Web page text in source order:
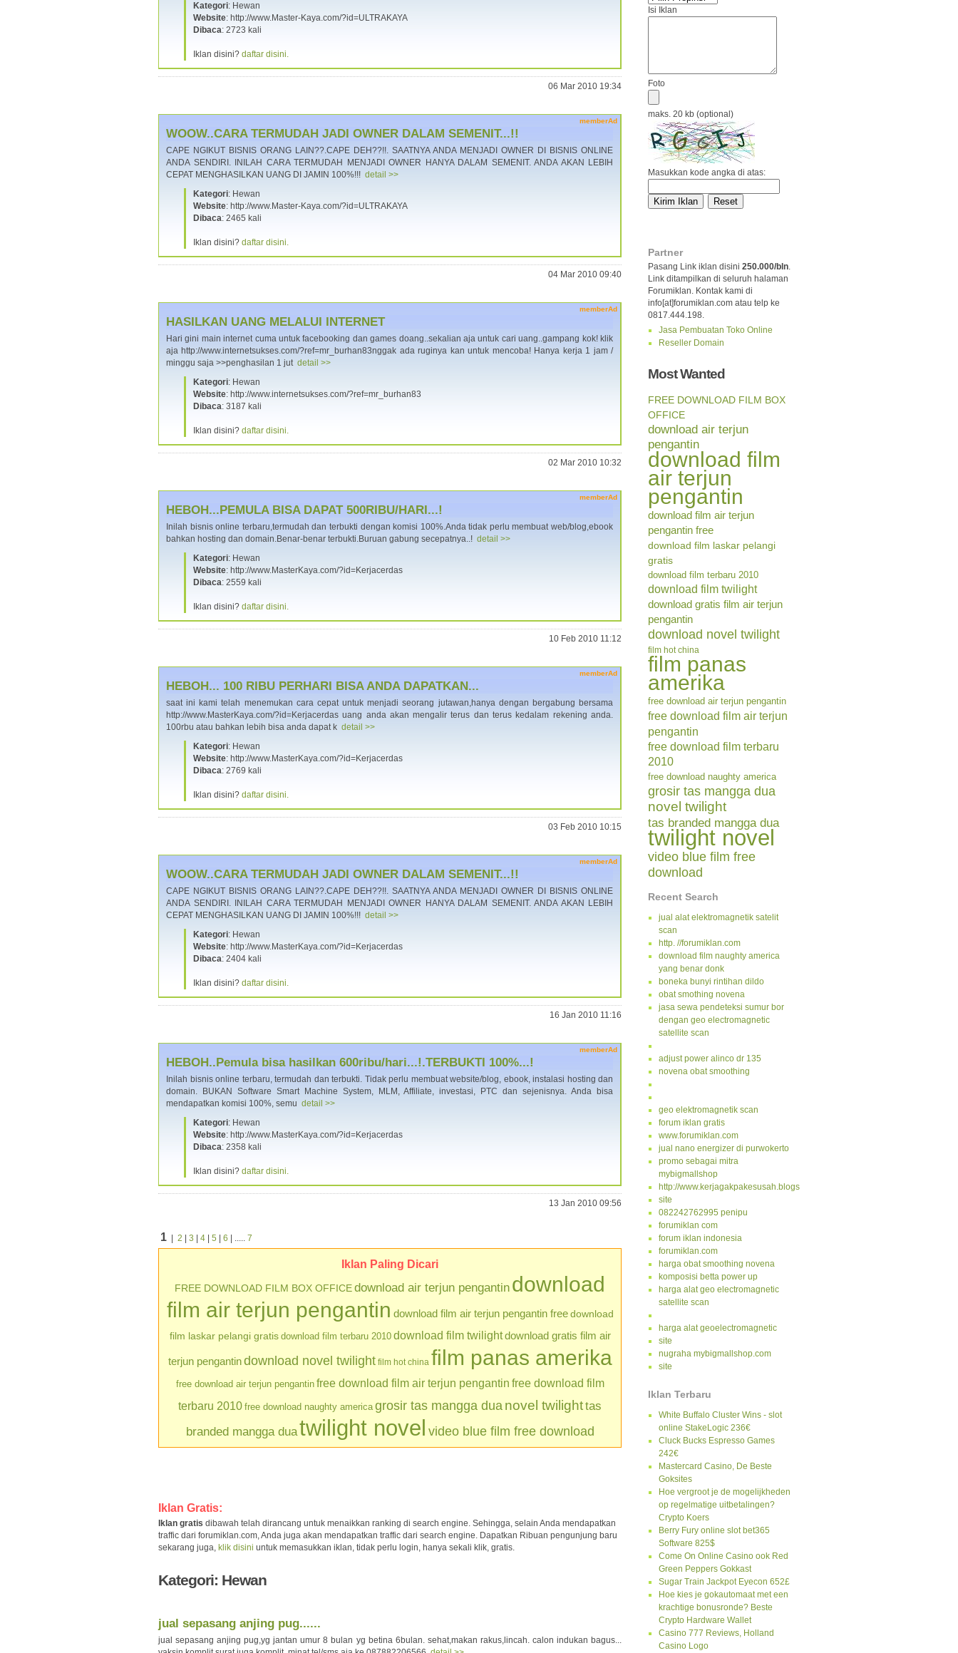
Isi Iklan
Foto
maks. 20 kb (optional)
Masukkan kode angka di atas:
Partner
Pasang Link iklan disini 250.000/bln.
Link ditampilkan di seluruh halaman
Forumiklan. Kontak kami di
info[at]forumiklan.com atau telp ke
0817.444.198.
Jasa Pembuatan Toko Online
Reseller Domain
Most Wanted
FREE DOWNLOAD FILM BOX
OFFICE
download air terjun
pengantin
download film
air terjun
pengantin
download film air terjun
pengantin free
download film laskar pelangi
gratis
download film terbaru 2010
download film twilight
download gratis film air terjun
pengantin
download novel twilight
film hot china
film panas
amerika
free download air terjun pengantin
free download film air terjun
pengantin
free download film terbaru
2010
free download naughty america
grosir tas mangga dua
novel twilight
tas branded mangga dua
twilight novel
video blue film free
download
Recent Search
jual alat elektromagnetik satelit
scan
http. //forumiklan.com
download film naughty america
yang benar donk
boneka bunyi rintihan dildo
obat smothing novena
jasa sewa pendeteksi sumur bor
dengan geo electromagnetic
satellite scan
adjust power alinco dr 135
novena obat smoothing
geo elektromagnetik scan
forum iklan gratis
www.forumiklan.com
jual nano energizer di purwokerto
promo sebagai mitra
mybigmallshop
http://www.kerjagakpakesusah.blogspot.com/
site
082242762995 penipu
forumiklan com
forum iklan indonesia
forumiklan.com
harga obat smoothing novena
komposisi betta power up
harga alat geo electromagnetic
satellite scan
harga alat geoelectromagnetic
site
nugraha mybigmallshop.com
site
Iklan Terbaru
White Buffalo Cluster Wins - slot
online StakeLogic 236€
Cluck Bucks Espresso Games
242€
Mastercard Casino, De Beste
Goksites
Hoe vergroot je de mogelijkheden
op regelmatige uitbetalingen?
Crypto Koers
Berry Fury online slot bet365
Software 825$
Come On Online Casino ook Red
Green Peppers Gokkast
Sugar Train Jackpot Eyecon 652£
Hoe kies je gokautomaat met een
krachtige bonusronde? Beste
Crypto Hardware Wallet
Casino 777 Reviews, Holland
Casino Logo
Kategori: Hewan
Website: http://www.Master-Kaya.com/?id=ULTRAKAYA
Dibaca: 2723 kali
Iklan disini? daftar disini.
06 Mar 2010 19:34
memberAd
WOOW..CARA TERMUDAH JADI OWNER DALAM SEMENIT...!!
CAPE NGIKUT BISNIS ORANG LAIN??.CAPE DEH??!!. SAATNYA ANDA MENJADI OWNER DI BISNIS ONLINE
ANDA SENDIRI. INILAH CARA TERMUDAH MENJADI OWNER HANYA DALAM SEMENIT. ANDA AKAN LEBIH
CEPAT MENGHASILKAN UANG DI JAMIN 100%!!! detail >>
Kategori: Hewan
Website: http://www.Master-Kaya.com/?id=ULTRAKAYA
Dibaca: 2465 kali
Iklan disini? daftar disini.
04 Mar 2010 09:40
memberAd
HASILKAN UANG MELALUI INTERNET
Hari gini main internet cuma untuk facebooking dan games doang..sekalian aja untuk cari uang..gampang kok! klik
aja http://www.internetsukses.com/?ref=mr_burhan83nggak ada ruginya kan untuk mencoba! Hanya kerja 1 jam /
minggu saja >>penghasilan 1 jut detail >>
Kategori: Hewan
Website: http://www.internetsukses.com/?ref=mr_burhan83
Dibaca: 3187 kali
Iklan disini? daftar disini.
02 Mar 2010 10:32
memberAd
HEBOH...PEMULA BISA DAPAT 500RIBU/HARI...!
Inilah bisnis online terbaru,termudah dan terbukti dengan komisi 100%.Anda tidak perlu membuat web/blog,ebook
bahkan hosting dan domain.Benar-benar terbukti.Buruan gabung secepatnya..! detail >>
Kategori: Hewan
Website: http://www.MasterKaya.com/?id=Kerjacerdas
Dibaca: 2559 kali
Iklan disini? daftar disini.
10 Feb 2010 11:12
memberAd
HEBOH... 100 RIBU PERHARI BISA ANDA DAPATKAN...
saat ini kami telah menemukan cara cepat untuk menjadi seorang jutawan,hanya dengan bergabung bersama
http://www.MasterKaya.com/?id=Kerjacerdas uang anda akan mengalir terus dan terus kedalam rekening anda.
100rbu atau bahkan lebih bisa anda dapat k detail >>
Kategori: Hewan
Website: http://www.MasterKaya.com/?id=Kerjacerdas
Dibaca: 2769 kali
Iklan disini? daftar disini.
03 Feb 2010 10:15
memberAd
WOOW..CARA TERMUDAH JADI OWNER DALAM SEMENIT...!!
CAPE NGIKUT BISNIS ORANG LAIN??.CAPE DEH??!!. SAATNYA ANDA MENJADI OWNER DI BISNIS ONLINE
ANDA SENDIRI. INILAH CARA TERMUDAH MENJADI OWNER HANYA DALAM SEMENIT. ANDA AKAN LEBIH
CEPAT MENGHASILKAN UANG DI JAMIN 100%!!! detail >>
Kategori: Hewan
Website: http://www.MasterKaya.com/?id=Kerjacerdas
Dibaca: 2404 kali
Iklan disini? daftar disini.
16 Jan 2010 11:16
memberAd
HEBOH..Pemula bisa hasilkan 600ribu/hari...!.TERBUKTI 100%...!
Inilah bisnis online terbaru, termudah dan terbukti. Tidak perlu membuat website/blog, ebook, instalasi hosting dan
domain. BUKAN Software Smart Machine System, MLM, Affiliate, investasi, PTC dan sejenisnya. Anda bisa
mendapatkan komisi 100%, semu detail >>
Kategori: Hewan
Website: http://www.MasterKaya.com/?id=Kerjacerdas
Dibaca: 2358 kali
Iklan disini? daftar disini.
13 Jan 2010 09:56
1 2 3 4 5 6 | ..... 7
Iklan Paling Dicari
FREE DOWNLOAD FILM BOX OFFICEdownload air terjun pengantin download
film air terjun pengantin download film air terjun pengantin free download
film laskar pelangi gratis download film terbaru 2010 download film twilight download gratis film air
terjun pengantin download novel twilight film hot china film panas amerika
free download air terjun pengantin free download film air terjun pengantin free download film
terbaru 2010 free download naughty america grosir tas mangga dua novel twilighttas
branded mangga duatwilight novel video blue film free download
Iklan Gratis:
Iklan gratis dibawah telah dirancang untuk menaikkan ranking di search engine. Sehingga, selain Anda mendapatkan
traffic dari forumiklan.com, Anda juga akan mendapatkan traffic dari search engine. Dapatkan Ribuan pengunjung baru
sekarang juga, klik disini untuk memasukkan iklan, tidak perlu login, hanya sekali klik, gratis.
Kategori: Hewan
jual sepasang anjing pug......
jual sepasang anjing pug,yg jantan umur 8 bulan yg betina 6bulan. sehat,makan rakus,lincah. calon indukan bagus...